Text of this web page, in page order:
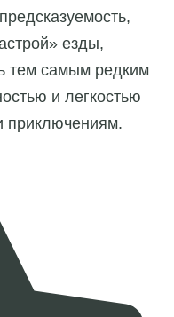
езды,
тем самым редким
и легкостью
приключениям.